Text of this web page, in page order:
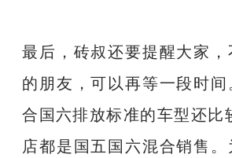
最后，砖叔还要提醒大家
的朋友，可以再等一段时
合国六排放标准的车型还比
店都是国五国六混合销售